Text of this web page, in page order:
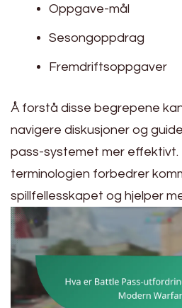
Oppgave-mål
Sesongoppdrag
Fremdriftsoppgaver
Å forstå disse begrepene
navigere diskusjoner og
pass-systemet mer effektivt.
terminologien forbedrer
spillfellesskapet og hjelper